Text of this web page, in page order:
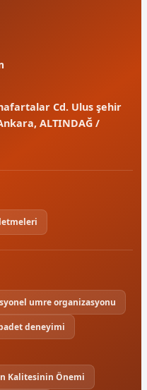
Cd. Ulus şehir
ALTINDAĞ /
umre organizasyonu
deneyimi
Kalitesinin Önemi